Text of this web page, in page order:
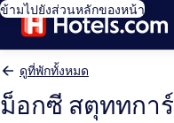
ข้ามไปยังส่วนหลักของหน้า
ดูที่พักทั้งหมด
ม็อกซี สตุททกา